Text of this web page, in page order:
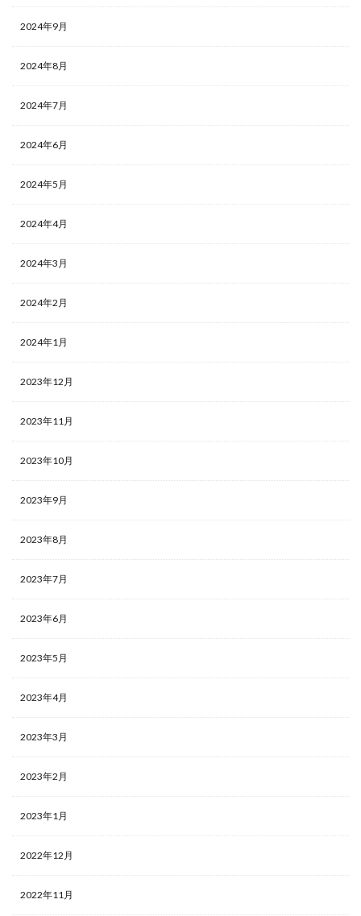
2024年9月
2024年8月
2024年7月
2024年6月
2024年5月
2024年4月
2024年3月
2024年2月
2024年1月
2023年12月
2023年11月
2023年10月
2023年9月
2023年8月
2023年7月
2023年6月
2023年5月
2023年4月
2023年3月
2023年2月
2023年1月
2022年12月
2022年11月